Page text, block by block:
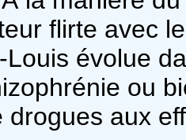
flirte avec
évolue
ou
drogues aux